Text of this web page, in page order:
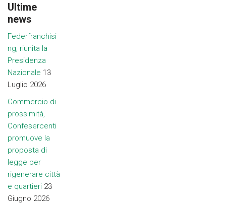
Ultime
news
Federfranchisi
ng, riunita la
Presidenza
Nazionale 13
Luglio 2026
Commercio di
prossimità,
Confesercenti
promuove la
proposta di
legge per
rigenerare città
e quartieri 23
Giugno 2026